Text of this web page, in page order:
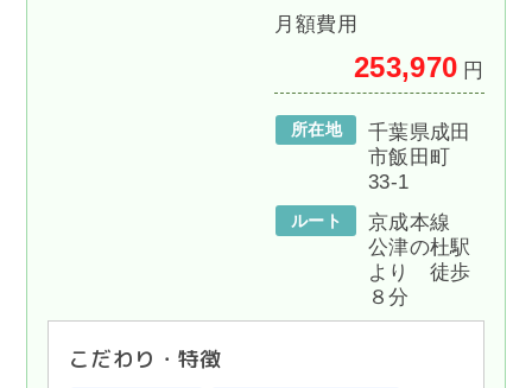
月額費用
253,970 円
所在地
千葉県成田
市飯田町
33-1
ルート
京成本線
公津の杜駅
より 徒歩
８分
こだわり・特徴